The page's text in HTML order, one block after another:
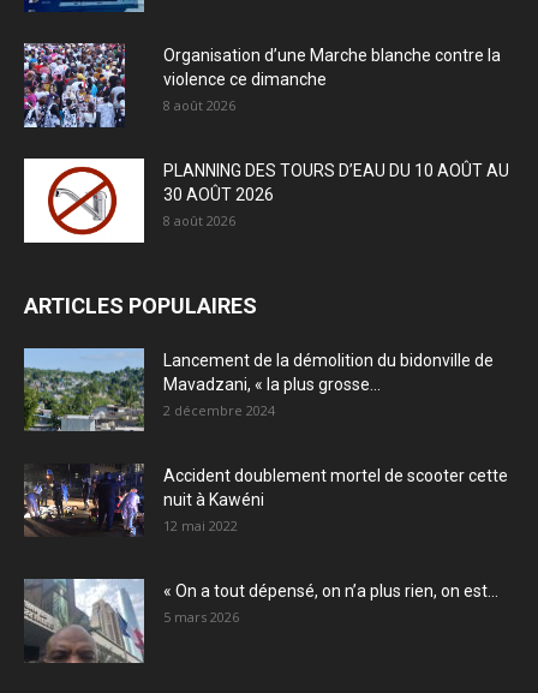
Organisation d’une Marche blanche contre la
violence ce dimanche
8 août 2026
PLANNING DES TOURS D’EAU DU 10 AOÛT AU
30 AOÛT 2026
8 août 2026
ARTICLES POPULAIRES
Lancement de la démolition du bidonville de
Mavadzani, « la plus grosse...
2 décembre 2024
Accident doublement mortel de scooter cette
nuit à Kawéni
12 mai 2022
« On a tout dépensé, on n’a plus rien, on est...
5 mars 2026